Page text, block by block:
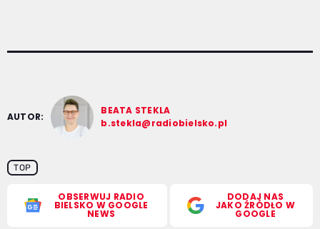
AUTOR:
BEATA STEKLA
b.stekla@radiobielsko.pl
TOP
OBSERWUJ RADIO
BIELSKO W GOOGLE
NEWS
DODAJ NAS
JAKO ŹRÓDŁO W
GOOGLE